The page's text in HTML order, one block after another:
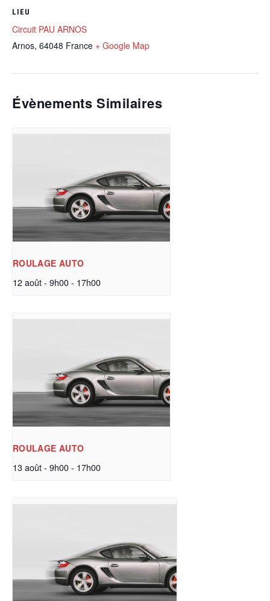
LIEU
Circuit PAU ARNOS
Arnos, 64048 France + Google Map
Évènements Similaires
ROULAGE AUTO
12 août - 9h00- 17h00
ROULAGE AUTO
13 août - 9h00- 17h00